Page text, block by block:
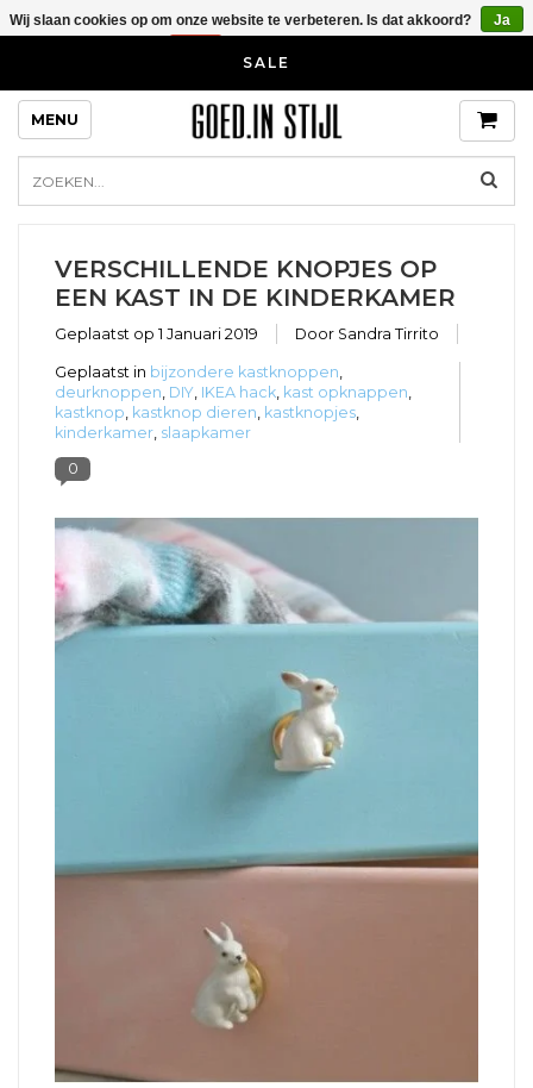
SALE
MENU
VERSCHILLENDE KNOPJES OP
EEN KAST IN DE KINDERKAMER
Geplaatst op 1 Januari 2019 Door Sandra Tirrito
Geplaatst in bijzondere kastknoppen,
deurknoppen, DIY, IKEA hack, kast opknappen,
kastknop, kastknop dieren, kastknopjes,
kinderkamer, slaapkamer
0
Wij slaan cookies op om onze website te verbeteren. Is dat akkoord?
Ja